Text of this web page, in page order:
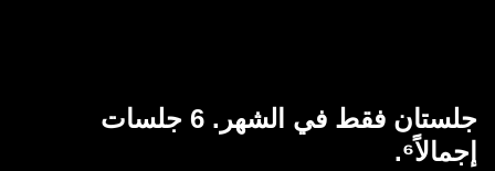
جلستان فقط في الشهر. 6 جلسات
إجمالاً⁶.